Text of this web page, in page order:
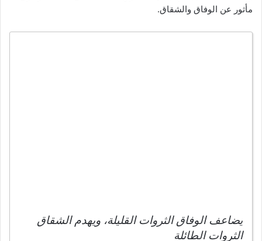
مأثور عن الوفاق والشقاق.
يضاعف الوفاق الثروات القليلة، ويهدم الشقاق
الثروات الطائلة